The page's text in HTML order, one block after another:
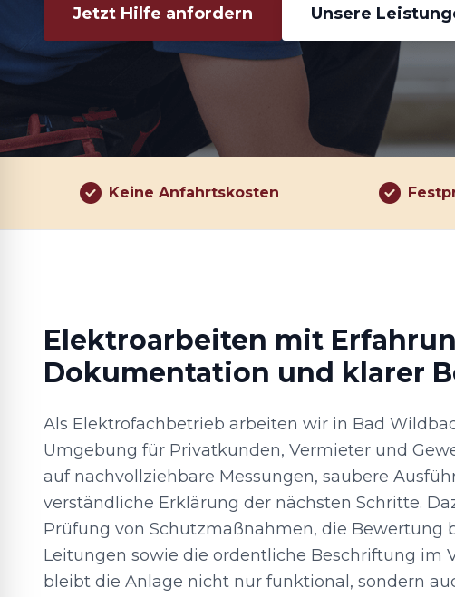
Jetzt Hilfe anfordern Unsere
Keine Anfahrtskosten
Elektroarbeiten mit
Dokumentation und klarer
Als Elektrofachbetrieb arbeiten wir in Bad
Umgebung für Privatkunden, Vermieter und
auf nachvollziehbare Messungen, saubere
verständliche Erklärung der nächsten Schritte.
Prüfung von Schutzmaßnahmen, die Bewertung
Leitungen sowie die ordentliche Beschriftung im
bleibt die Anlage nicht nur funktional, sondern